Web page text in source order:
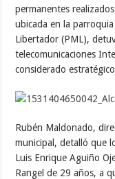
permanentes
ubicada en la
Libertador (PML),
telecomunicaciones
considerado
Rubén Maldonado,
municipal, detalló que
Luis Enrique Aguiño
Rangel de 29 años, a